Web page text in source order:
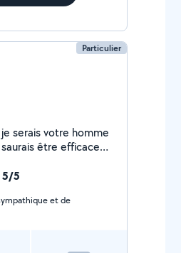
Particulier
serais votre homme
être efficace
5/5
et de